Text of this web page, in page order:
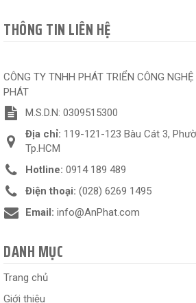
THÔNG TIN LIÊN HỆ
CÔNG TY TNHH PHÁT TRIỂN CÔNG
PHÁT
M.S.D.N: 0309515300
Địa chỉ: 119-121-123 Bàu Cát 3,
Tp.HCM
Hotline: 0914 189 489
Điện thoại: (028) 6269 1495
Email: info@AnPhat.com
DANH MỤC
Trang chủ
Giới thiệu